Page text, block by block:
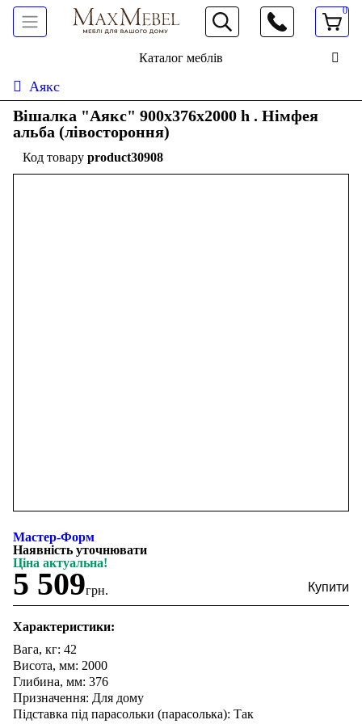
066 472 19 61
0
Каталог меблів
Аякс
Вішалка "Аякс" 900х376х2000 h . Німфея
альба (лівостороння)
product30908
Мастер-Форм
Наявність уточнювати
Ціна актуальна!
5 509грн.
Характеристики:
Вага, кг: 42
Висота, мм: 2000
Глибина, мм: 376
Призначення: Для дому
Підставка під парасольки (парасолька): Так